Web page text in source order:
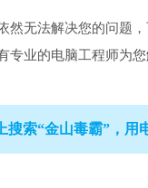
然无法解决您的问题
专业的电脑工程师为您
搜索“金山毒霸”，用